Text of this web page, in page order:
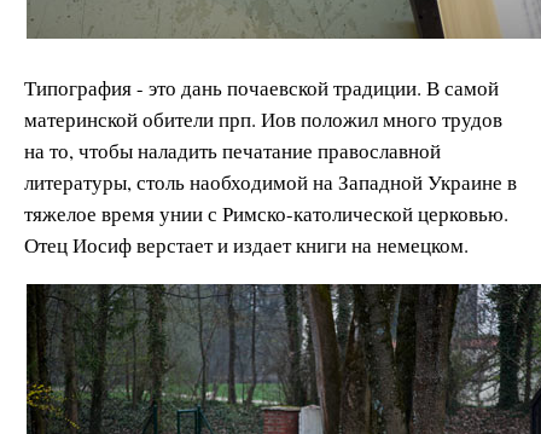
Типография - это дань почаевской традиции. В самой
материнской обители прп. Иов положил много трудов
на то, чтобы наладить печатание православной
литературы, столь наобходимой на Западной Украине в
тяжелое время унии с Римско-католической церковью.
Отец Иосиф верстает и издает книги на немецком.